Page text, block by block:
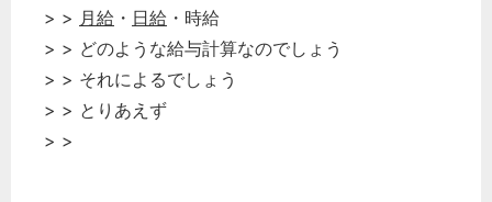
> > 月給 ・ 日給 ・時給
> > どのような給与計算なのでしょう
> > それによるでしょう
> > とりあえず
> >